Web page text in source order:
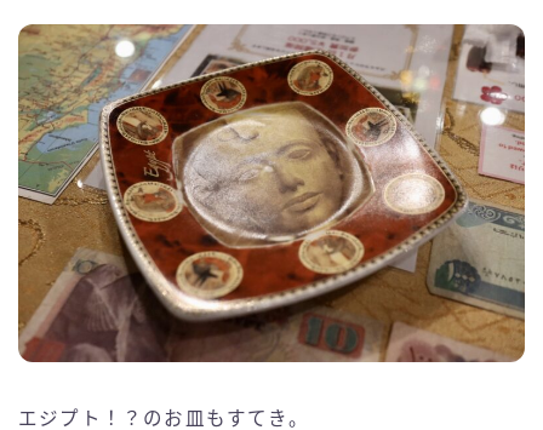
エジプト！？のお皿もすてき。